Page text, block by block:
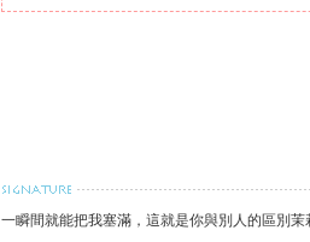
一瞬間就能把我塞滿，這就是你與別人的區別茉